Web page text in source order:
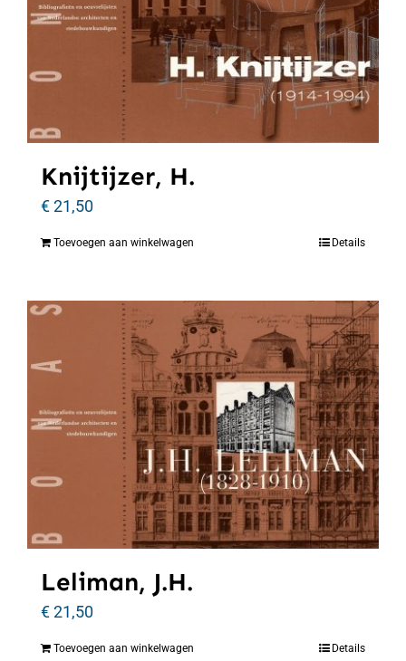
Knijtijzer, H.
€21,50
Toevoegen aan winkelwagen Details
Leliman, J.H.
€21,50
Toevoegen aan winkelwagen Details